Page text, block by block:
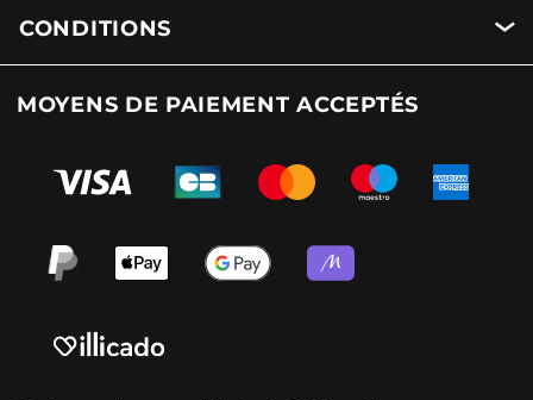
CONDITIONS
MOYENS DE PAIEMENT ACCEPTÉS